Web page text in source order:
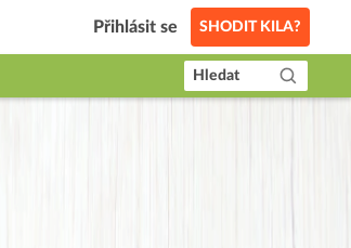
Přihlásit se SHODIT KILA?
Hledat